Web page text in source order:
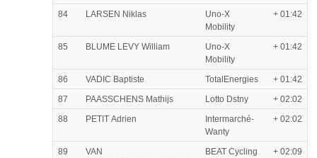
84 LARSEN Niklas
Uno-X
Mobility
+ 01:42
85 BLUME LEVY William
Uno-X
Mobility
+ 01:42
86 VADIC Baptiste TotalEnergies
+ 01:42
87
PAASSCHENS Mathijs Lotto Dstny
+ 02:02
88
PETIT Adrien
Intermarché-
Wanty
+ 02:02
89
VAN
BEAT Cycling
+ 02:09